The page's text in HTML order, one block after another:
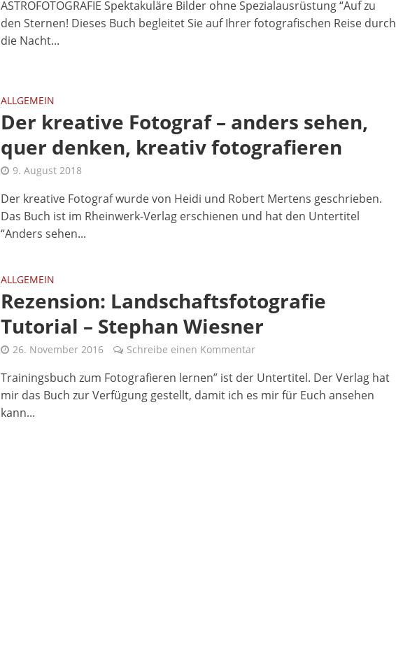
ASTROFOTOGRAFIE Spektakuläre Bilder ohne Spezialausrüstung “Auf zu
den Sternen! Dieses Buch begleitet Sie auf Ihrer fotografischen Reise durch
die Nacht...
ALLGEMEIN
Der kreative Fotograf – anders sehen,
quer denken, kreativ fotografieren
9. August 2018
Der kreative Fotograf wurde von Heidi und Robert Mertens geschrieben.
Das Buch ist im Rheinwerk-Verlag erschienen und hat den Untertitel
“Anders sehen...
ALLGEMEIN
Rezension: Landschaftsfotografie
Tutorial – Stephan Wiesner
26. November 2016 Schreibe einen Kommentar
Trainingsbuch zum Fotografieren lernen” ist der Untertitel. Der Verlag hat
mir das Buch zur Verfügung gestellt, damit ich es mir für Euch ansehen
kann...